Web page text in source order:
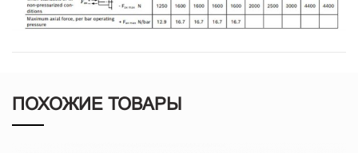
ПОХОЖИЕ ТОВАРЫ